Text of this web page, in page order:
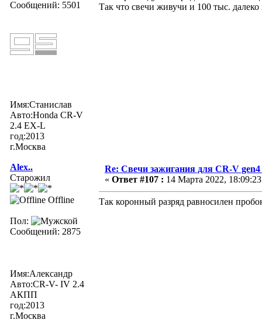
Сообщений: 5501
Имя:Станислав
Авто:Honda CR-V
2.4 EX-L
год:2013
г.Москва
Так что свечи живучи и 100 тыс.
Alex..
Старожил
Offline
Пол:
Сообщений: 2875
Имя:Александр
Авто:CR-V- IV 2.4
АКПП
год:2013
г.Москва
Re: Свечи зажигания для CR-V
« Ответ #107 : 14 Марта 2022,
Так коронный разряд равносилен